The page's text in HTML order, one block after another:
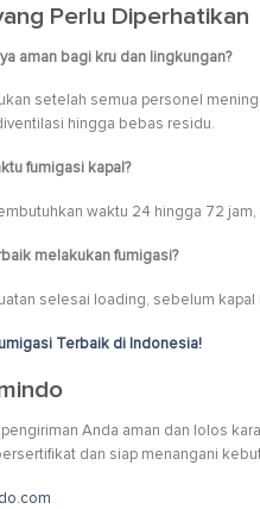
Perlu Diperhatikan
aman bagi kru dan lingkungan?
setelah semua personel
hingga bebas residu.
fumigasi kapal?
waktu 24 hingga 72
melakukan fumigasi?
selesai loading, sebelum
Terbaik di Indonesia!
Anda aman dan lolos
dan siap menangani